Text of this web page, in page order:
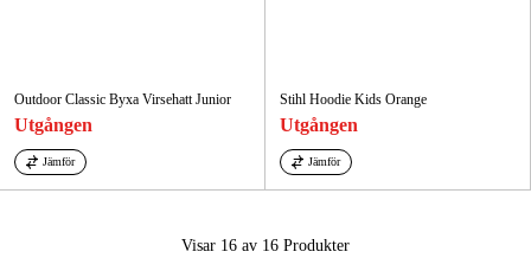
Outdoor Classic Byxa Virsehatt Junior
Utgången
Jämför
Stihl Hoodie Kids Orange
Utgången
Jämför
Visar 16 av 16 Produkter